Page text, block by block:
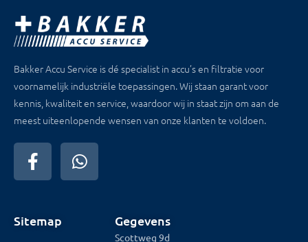
Bakker Accu Service is dé specialist in accu’s en filtratie voor
voornamelijk industriële toepassingen. Wij staan garant voor
kennis, kwaliteit en service, waardoor wij in staat zijn om aan de
meest uiteenlopende wensen van onze klanten te voldoen.
Sitemap Gegevens
Scottweg 9d